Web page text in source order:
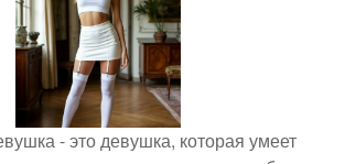
- это девушка, которая умеет